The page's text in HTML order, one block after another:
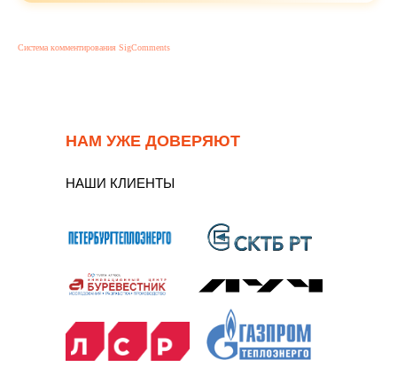
Система комментирования SigComments
НАМ УЖЕ ДОВЕРЯЮТ
НАШИ КЛИЕНТЫ